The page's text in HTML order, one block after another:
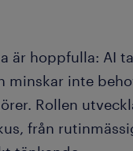
är hoppfulla: AI
minskar inte
Rollen
från